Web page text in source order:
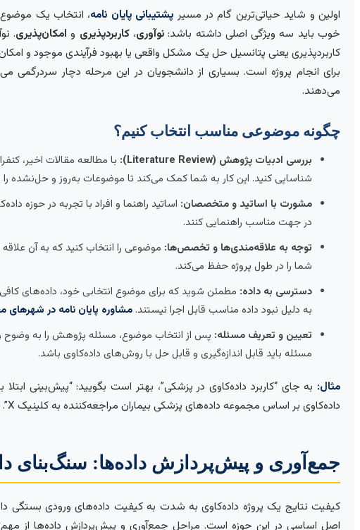
اولین و شاید حیاتی‌ترین گام در مسیر پشتیبانی پایان نامه، انتخاب یک
خوب باید سه ویژگی اصلی داشته باشد:نوآوری،کاربردپذیری و امکان‌پذیری.
کاربردپذیری یعنی پتانسیل حل یک مشکل واقعی یا بهبود فرآیندی موجود و
برای انجام پروژه است. بسیاری از دانشجویان در این مرحله دچار سردرگمی
می‌دهند.
چگونه موضوعی مناسب انتخاب کنیم؟
بررسی ادبیات پژوهش (Literature Review):
با مطالعه مقالات اخیر،
شناسایی کنید. این کار به شما کمک می‌کند تا موضوعات به‌روز و حل‌نشده را
مشورت با اساتید و متخصصان: اساتید راهنما و افراد با تجربه در حوزه
در جهت مناسب راهنمایی کنند.
توجه به علاقه‌مندی‌ها و تخصص‌ها: موضوعی را انتخاب کنید که به آن
شما را در طول پروژه حفظ می‌کند.
دسترسی به داده: مطمئن شوید که برای موضوع انتخابی خود، داده‌های
به دلیل نبود داده مناسب قابل اجرا نیستند. مشاوره پایان نامه در شهرهای
تعیین و تعریف مسئله: پس از انتخاب موضوع، مسئله پژوهش را به
مسئله باید قابل اندازه‌گیری و قابل حل با روش‌های داده‌کاوی باشد.
مثال:
داده‌کاوی بر اساس مجموعه داده‌های پزشکی بیماران مراجعه‌کننده به کلینیک X”. این تعریف دقیق‌تر، مسیر پژوهش را روشن‌تر می‌کند.
جمع‌آوری و پیش‌پردازش داده‌ها: سنگ‌بنای
کیفیت نتایج یک پروژه داده‌کاوی به شدت به کیفیت داده‌های ورودی بستگی
اصل اساسی در این حوزه است. مراحل جمع‌آوری و پیش‌پردازش داده‌ها از